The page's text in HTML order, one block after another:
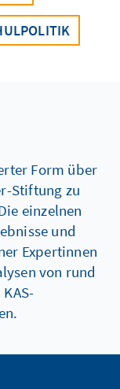
Form über
Stiftung zu
einzelnen
und
Expertinnen
von rund